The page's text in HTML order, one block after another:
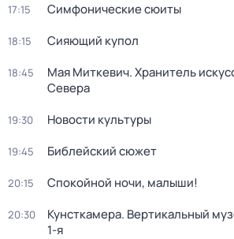
17:15 Симфонические сюиты
18:15 Сияющий купол
18:45
Мая Миткевич. Хранитель
Севера
19:30 Новости культуры
19:45 Библейский сюжет
20:15 Спокойной ночи, малыши!
20:30 Кунсткамера. Вертикальный
1-я